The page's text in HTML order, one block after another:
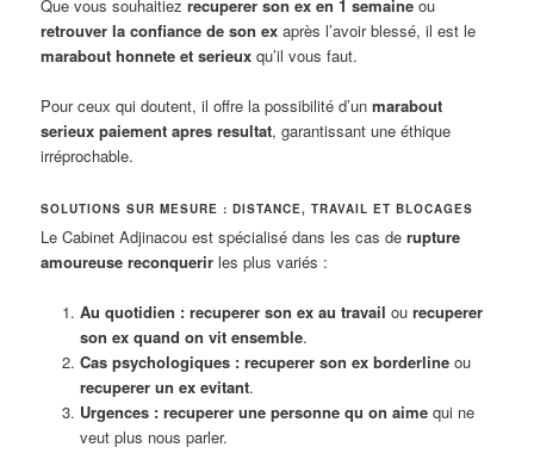
Que vous souhaitiezrecuperer son ex en 1 semaine ou
retrouver la confiance de son ex après l’avoir blessé, il est le
marabout honnete et serieux qu’il vous faut.
Pour ceux qui doutent, il offre la possibilité d’unmarabout
serieux paiement apres resultat, garantissant une éthique
irréprochable.
SOLUTIONS SUR MESURE : DISTANCE, TRAVAIL ET BLOCAGES
Le Cabinet Adjinacou est spécialisé dans les cas derupture
amoureuse reconquerir les plus variés :
Au quotidien : recuperer son ex au travail ou recuperer
son ex quand on vit ensemble.
Cas psychologiques : recuperer son ex borderlineou
recuperer un ex evitant.
Urgences : recuperer une personne qu on aimequi ne
veut plus nous parler.